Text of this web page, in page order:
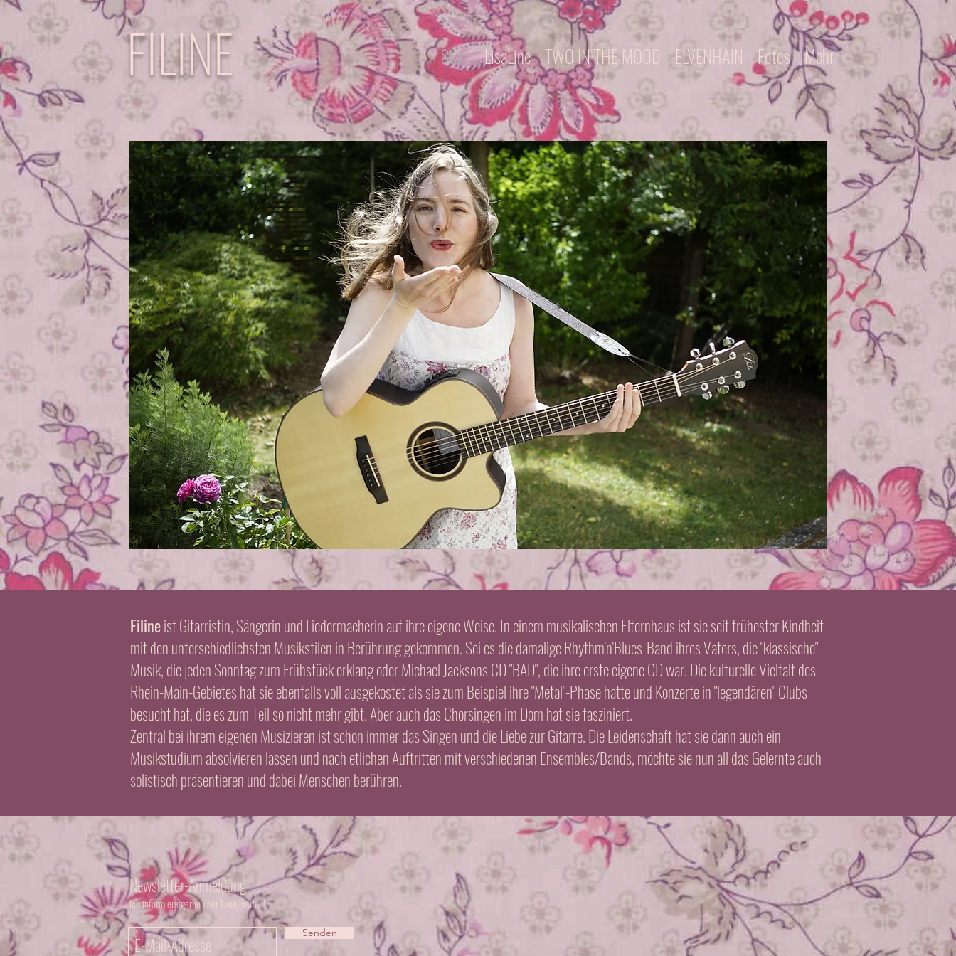
Start LisaLine TWO IN THE MOOD ELVENHAIN Fotos Mehr
FILINE
Filineist Gitarristin, Sängerin und Liedermacherin auf ihre eigene Weise. In einem musikalischen Elternhaus ist sie seit frühester Kindheit
mit den unterschiedlichsten Musikstilen in Berührung gekommen. Sei es die damalige Rhythm'n'Blues-Band ihres Vaters, die "klassische"
Musik, die jeden Sonntag zum Frühstück erklang oder Michael Jacksons CD "BAD", die ihre erste eigene CD war. Die kulturelle Vielfalt des
Rhein-Main-Gebietes hat sie ebenfalls voll ausgekostet als sie zum Beispiel ihre "Metal"-Phase hatte und Konzerte in "legendären" Clubs
besucht hat, die es zum Teil so nicht mehr gibt. Aber auch das Chorsingen im Dom hat sie fasziniert.
Zentral bei ihrem eigenen Musizieren ist schon immer das Singen und die Liebe zur Gitarre. Die Leidenschaft hat sie dann auch ein
Musikstudium absolvieren lassen und nach etlichen Auftritten mit verschiedenen Ensembles/Bands, möchte sie nun all das Gelernte auch
solistisch präsentieren und dabei Menschen berühren.
Newsletter-Anmeldung
Ich informiere gerne über Neuigkeiten!
Senden